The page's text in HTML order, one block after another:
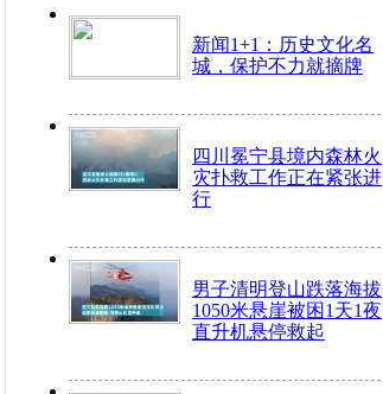
新闻1+1：历史文化名
城，保护不力就摘牌
四川冕宁县境内森林火
灾扑救工作正在紧张进
行
男子清明登山跌落海拔
1050米悬崖被困1天1夜
直升机悬停救起